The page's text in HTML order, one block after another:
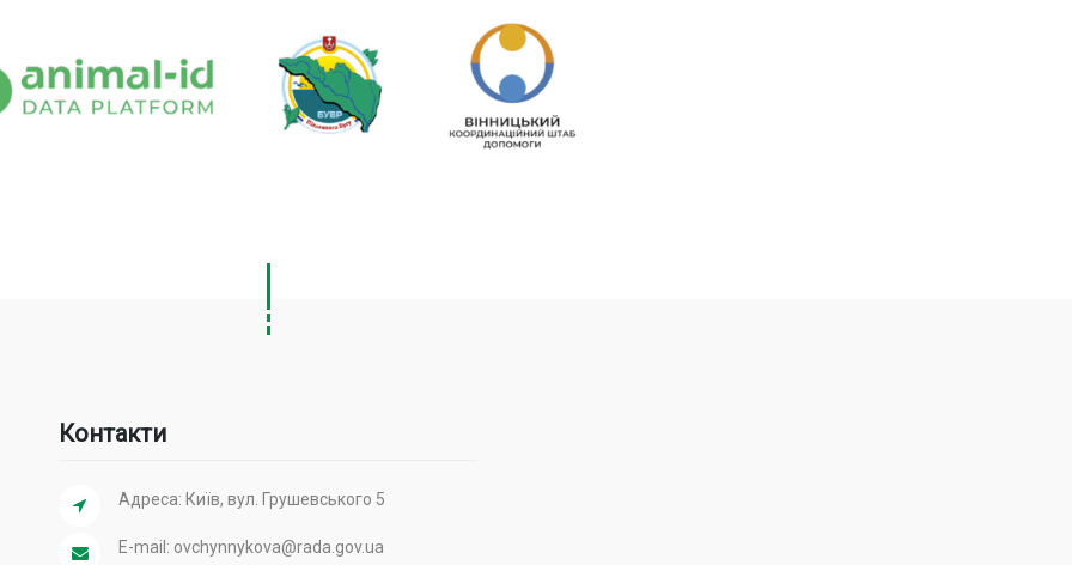
Контакти
Адреса: Київ, вул. Грушевського 5
E-mail: ovchynnykova@rada.gov.ua